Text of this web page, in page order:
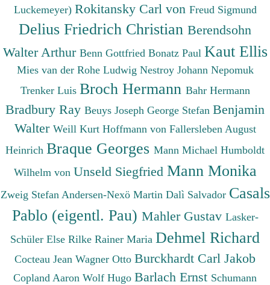
Luckemeyer) Rokitansky Carl von Freud Sigmund
Delius Friedrich Christian Berendsohn
Walter Arthur Benn Gottfried Bonatz Paul Kaut Ellis
Mies van der Rohe Ludwig Nestroy Johann Nepomuk
Trenker Luis Broch Hermann Bahr Hermann
Bradbury Ray Beuys Joseph George Stefan Benjamin
Walter Weill Kurt Hoffmann von Fallersleben August
Heinrich Braque Georges Mann Michael Humboldt
Wilhelm von Unseld Siegfried Mann Monika
Zweig Stefan Andersen-Nexö Martin Dalì Salvador Casals
Pablo (eigentl. Pau) Mahler Gustav Lasker-
Schüler Else Rilke Rainer Maria Dehmel Richard
Cocteau Jean Wagner Otto Burckhardt Carl Jakob
Copland Aaron Wolf Hugo Barlach Ernst Schumann